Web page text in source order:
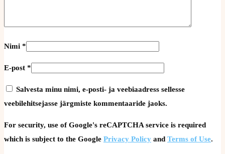
Nimi *
E-post *
Salvesta minu nimi, e-posti- ja veebiaadress sellesse
veebilehitsejasse järgmiste kommentaaride jaoks.
For security, use of Google's reCAPTCHA service is required
which is subject to the Google Privacy Policy and Terms of Use.